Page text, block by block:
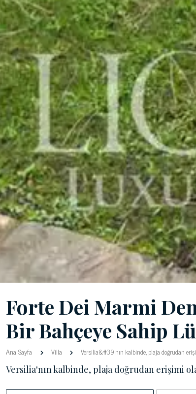
Forte Dei Marmi
Bir Bahçeye Sahip
Ana Sayfa Villa Versilia&#39;nın kalbinde, plaja doğrudan
Versilia'nın kalbinde, plaja doğrudan erişimi